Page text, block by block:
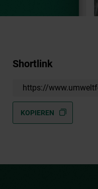
Shortlink
https://
KOPIEREN